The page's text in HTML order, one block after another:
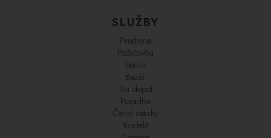
SLUŽBY
Predajne
Požičovňa
Servis
Bazár
Ski depot
Poradňa
Časté otázky
Kontakt